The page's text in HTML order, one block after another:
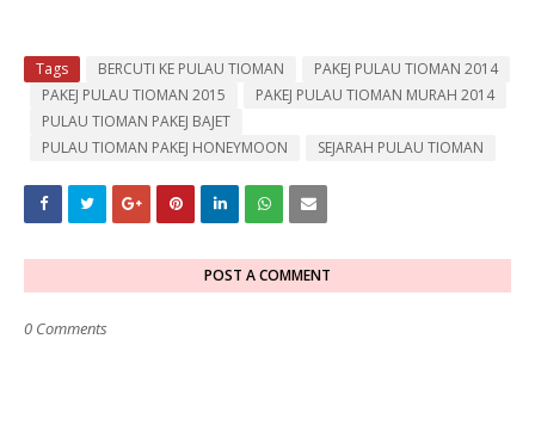
Tags BERCUTI KE PULAU TIOMAN
PAKEJ PULAU TIOMAN 2014
PAKEJ PULAU TIOMAN 2015
PAKEJ PULAU TIOMAN MURAH 2014
PULAU TIOMAN PAKEJ BAJET
PULAU TIOMAN PAKEJ HONEYMOON
SEJARAH PULAU TIOMAN
POST A COMMENT
0 Comments